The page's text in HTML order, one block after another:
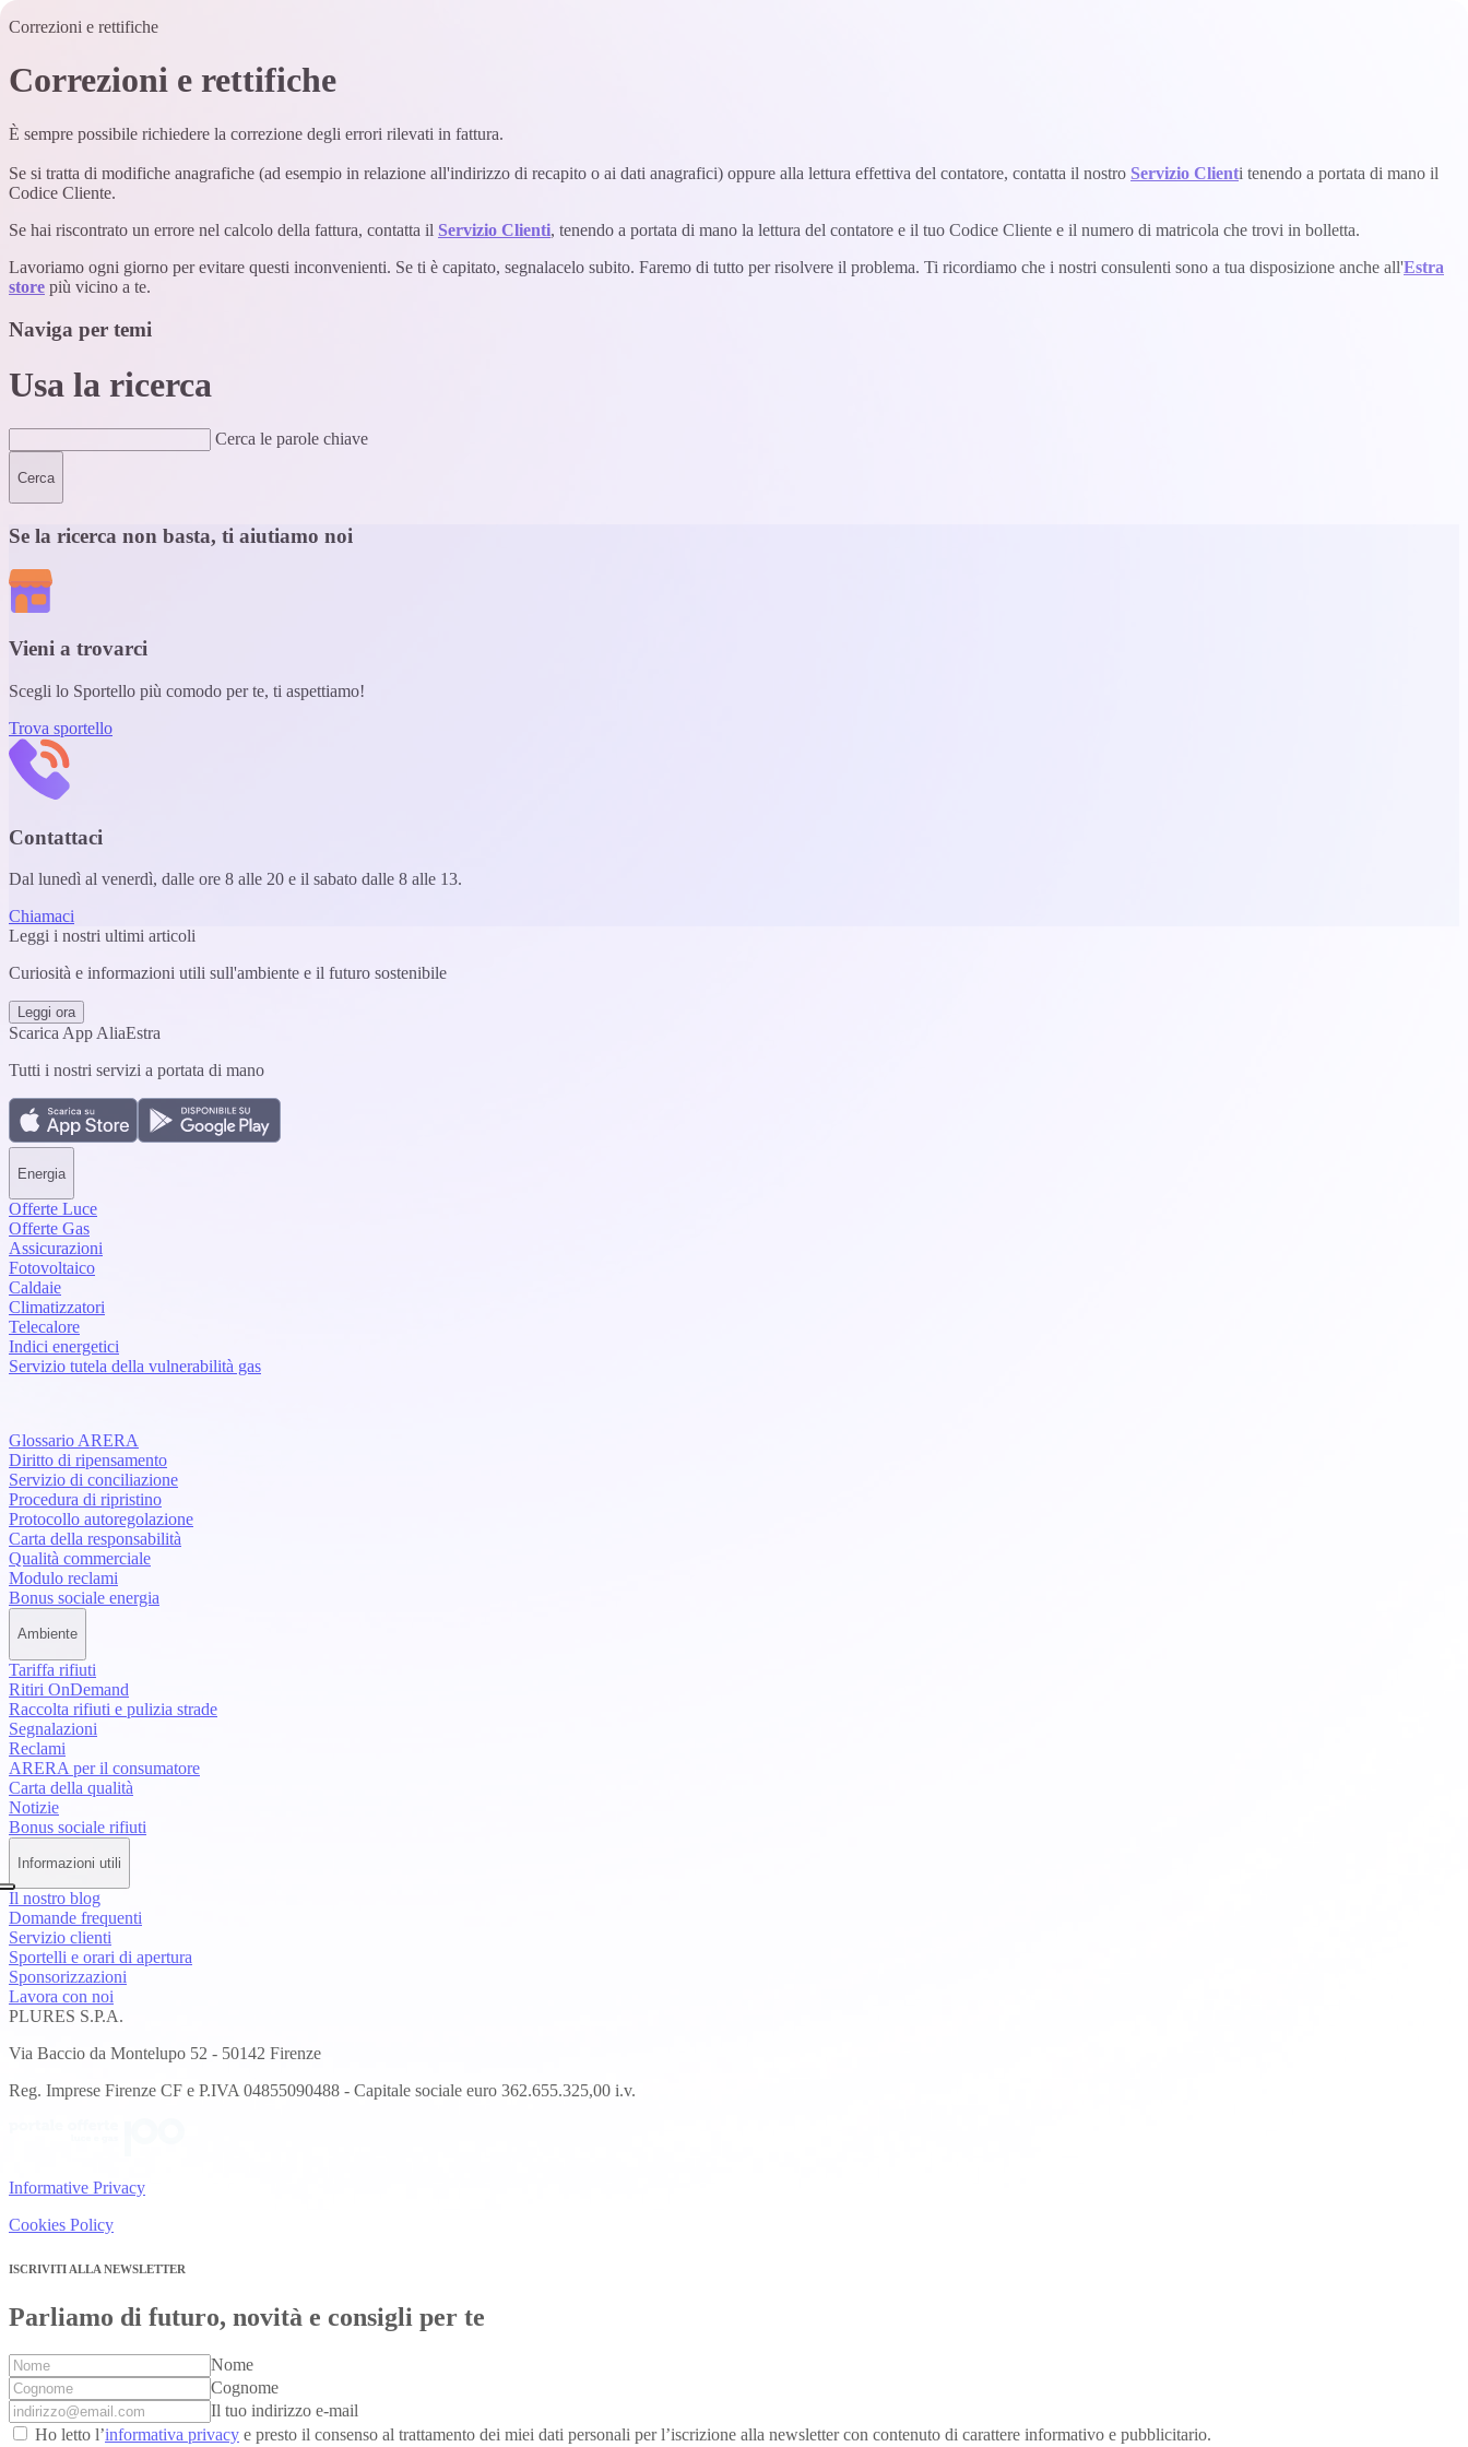
Correzioni e rettifiche
Correzioni e rettifiche
È sempre possibile richiedere la correzione degli errori rilevati in fattura.
Se si tratta di modifiche anagrafiche (ad esempio in relazione all'indirizzo di recapito o ai dati anagrafici) oppure alla lettura effettiva del contatore, contatta il nostro Servizio Clienti tenendo a portata di mano il
Codice Cliente.
Se hai riscontrato un errore nel calcolo della fattura, contatta il Servizio Clienti, tenendo a portata di mano la lettura del contatore e il tuo Codice Cliente e il numero di matricola che trovi in bolletta.
Lavoriamo ogni giorno per evitare questi inconvenienti. Se ti è capitato, segnalacelo subito. Faremo di tutto per risolvere il problema. Ti ricordiamo che i nostri consulenti sono a tua disposizione anche all'Estra
store più vicino a te.
Naviga per temi
Usa la ricerca
Cerca le parole chiave
Cerca
Se la ricerca non basta, ti aiutiamo noi
Vieni a trovarci
Scegli lo Sportello più comodo per te, ti aspettiamo!
Trova sportello
Contattaci
Dal lunedì al venerdì, dalle ore 8 alle 20 e il sabato dalle 8 alle 13.
Chiamaci
Leggi i nostri ultimi articoli
Curiosità e informazioni utili sull'ambiente e il futuro sostenibile
Leggi ora
Scarica App AliaEstra
Tutti i nostri servizi a portata di mano
Energia
Offerte Luce
Offerte Gas
Assicurazioni
Fotovoltaico
Caldaie
Climatizzatori
Telecalore
Indici energetici
Servizio tutela della vulnerabilità gas
Glossario ARERA
Diritto di ripensamento
Servizio di conciliazione
Procedura di ripristino
Protocollo autoregolazione
Carta della responsabilità
Qualità commerciale
Modulo reclami
Bonus sociale energia
Ambiente
Tariffa rifiuti
Ritiri OnDemand
Raccolta rifiuti e pulizia strade
Segnalazioni
Reclami
ARERA per il consumatore
Carta della qualità
Notizie
Bonus sociale rifiuti
Informazioni utili
Il nostro blog
Domande frequenti
Servizio clienti
Sportelli e orari di apertura
Sponsorizzazioni
Lavora con noi
PLURES S.P.A.
Via Baccio da Montelupo 52 - 50142 Firenze
Reg. Imprese Firenze CF e P.IVA 04855090488 - Capitale sociale euro 362.655.325,00 i.v.
Informative Privacy
Cookies Policy
ISCRIVITI ALLA NEWSLETTER
Parliamo di futuro, novità e consigli per te
Nome
Cognome
Il tuo indirizzo e-mail
Ho letto l’informativa privacy e presto il consenso al trattamento dei miei dati personali per l’iscrizione alla newsletter con contenuto di carattere informativo e pubblicitario.